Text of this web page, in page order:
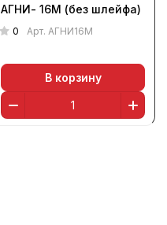
АГНИ- 16М (без шлейфа)
0 Арт. АГНИ16М
В корзину